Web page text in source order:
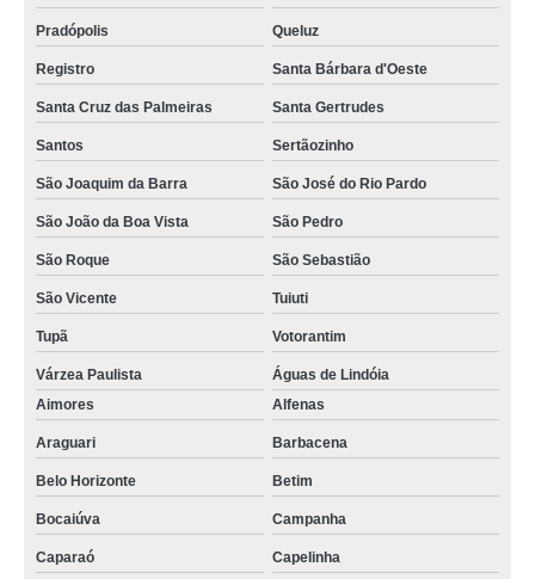
Pradópolis Queluz
Registro Santa Bárbara d'Oeste
Santa Cruz das Palmeiras Santa Gertrudes
Santos Sertãozinho
São Joaquim da Barra São José do Rio Pardo
São João da Boa Vista São Pedro
São Roque São Sebastião
São Vicente Tuiuti
Tupã Votorantim
Várzea Paulista
Águas de Lindóia
Aimores
Alfenas
Araguari Barbacena
Belo Horizonte Betim
Bocaiúva Campanha
Caparaó Capelinha